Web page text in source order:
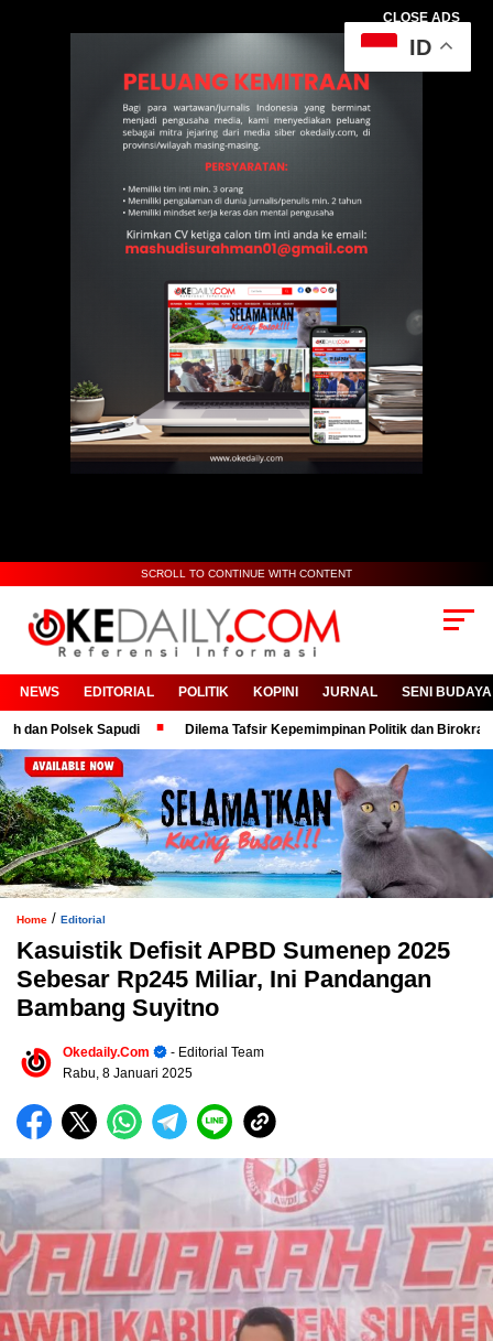
CLOSE ADS
SCROLL TO CONTINUE WITH CONTENT
NEWS EDITORIAL POLITIK KOPINI JURNAL SENI BUDAYA
Sapudi Dilema Tafsir Kepemimpinan Politik dan Birokrasi
Home / Editorial
Kasuistik Defisit APBD Sumenep 2025
Sebesar Rp245 Miliar, Ini Pandangan
Bambang Suyitno
Okedaily.com
- Editorial Team
Rabu, 8 Januari 2025
ID